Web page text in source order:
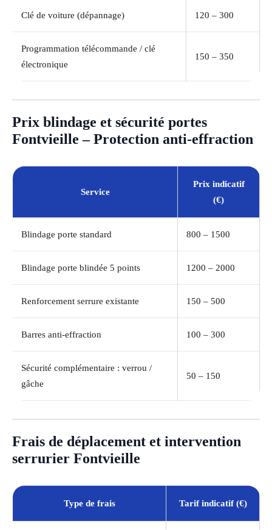
Clé de voiture (dépannage) 120 – 300
Programmation télécommande / clé
électronique
150 – 350
Prix blindage et sécurité portes
Fontvieille – Protection anti-effraction
Service
Prix indicatif
(€)
Blindage porte standard 800 – 1500
Blindage porte blindée 5 points 1200 – 2000
Renforcement serrure existante 150 – 500
Barres anti-effraction 100 – 300
Sécurité complémentaire : verrou /
gâche
50 – 150
Frais de déplacement et intervention
serrurier Fontvieille
Type de frais Tarif indicatif (€)